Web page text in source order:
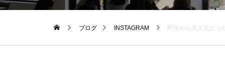
ブログ INSTAGRAM .昨年から大人気だったこちら。TOOLS GRILLER再入荷